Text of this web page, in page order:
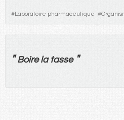
#Laboratoire pharmaceutique #
" Boire la tasse "